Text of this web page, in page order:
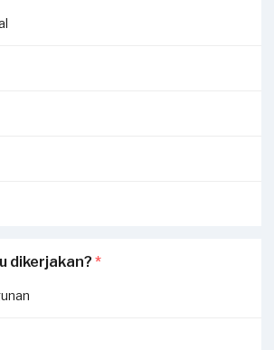
dikerjakan? *